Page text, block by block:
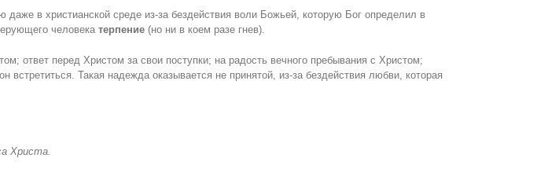
в христианской среде из-за бездействия воли Божьей, которую Бог определил в
человека терпение(но ни в коем разе гнев).
ответ перед Христом за свои поступки; на радость вечного пребывания с Христом;
встретиться. Такая надежда оказывается не принятой, из-за бездействия любви, которая
Христа.